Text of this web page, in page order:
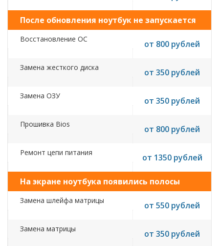
После обновления ноутбук не запускается
Восстановление ОС от 800 рублей
Замена жесткого диска от 350 рублей
Замена ОЗУ от 350 рублей
Прошивка Bios от 800 рублей
Ремонт цепи питания от 1350 рублей
На экране ноутбука появились полосы
Замена шлейфа матрицы от 550 рублей
Замена матрицы от 350 рублей